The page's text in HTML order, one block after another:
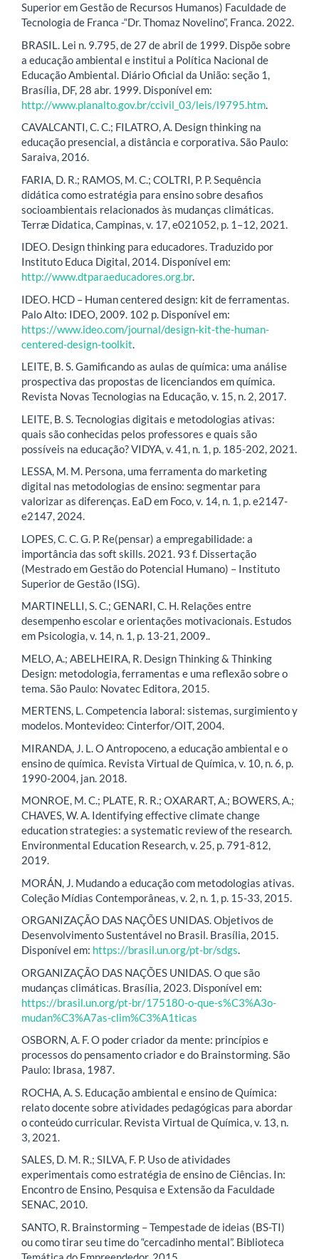
Superior em Gestão de Recursos Humanos) Faculdade de
Tecnologia de Franca -“Dr. Thomaz Novelino”, Franca. 2022.
BRASIL. Lei n. 9.795, de 27 de abril de 1999. Dispõe sobre
a educação ambiental e institui a Política Nacional de
Educação Ambiental. Diário Oficial da União: seção 1,
Brasília, DF, 28 abr. 1999. Disponível em:
http://www.planalto.gov.br/ccivil_03/leis/l9795.htm
CAVALCANTI, C. C.; FILATRO, A. Design thinking na
educação presencial, a distância e corporativa. São Paulo:
Saraiva, 2016.
FARIA, D. R.; RAMOS, M. C.; COLTRI, P. P. Sequência
didática como estratégia para ensino sobre desafios
socioambientais relacionados às mudanças climáticas.
Terræ Didatica, Campinas, v. 17, e021052, p. 1–12, 2021.
IDEO. Design thinking para educadores. Traduzido por
Instituto Educa Digital, 2014. Disponível em:
http://www.dtparaeducadores.org.br.
IDEO. HCD – Human centered design: kit de ferramentas.
Palo Alto: IDEO, 2009. 102 p. Disponível em:
https://www.ideo.com/journal/design-kit-the-human-
centered-design-toolkit
LEITE, B. S. Gamificando as aulas de química: uma análise
prospectiva das propostas de licenciandos em química.
Revista Novas Tecnologias na Educação, v. 15, n. 2, 2017.
LEITE, B. S. Tecnologias digitais e metodologias ativas:
quais são conhecidas pelos professores e quais são
possíveis na educação? VIDYA, v. 41, n. 1, p. 185-202, 2021.
LESSA, M. M. Persona, uma ferramenta do marketing
digital nas metodologias de ensino: segmentar para
valorizar as diferenças. EaD em Foco, v. 14, n. 1, p. e2147-
e2147, 2024.
LOPES, C. C. G. P. Re(pensar) a empregabilidade: a
importância das soft skills. 2021. 93 f. Dissertação
(Mestrado em Gestão do Potencial Humano) – Instituto
Superior de Gestão (ISG).
MARTINELLI, S. C.; GENARI, C. H. Relações entre
desempenho escolar e orientações motivacionais. Estudos
em Psicologia, v. 14, n. 1, p. 13-21, 2009..
MELO, A.; ABELHEIRA, R. Design Thinking & Thinking
Design: metodologia, ferramentas e uma reflexão sobre o
tema. São Paulo: Novatec Editora, 2015.
MERTENS, L. Competencia laboral: sistemas, surgimiento y
modelos. Montevideo: Cinterfor/OIT, 2004.
MIRANDA, J. L. O Antropoceno, a educação ambiental e o
ensino de química. Revista Virtual de Química, v. 10, n. 6, p.
1990-2004, jan. 2018.
MONROE, M. C.; PLATE, R. R.; OXARART, A.; BOWERS, A.;
CHAVES, W. A. Identifying effective climate change
education strategies: a systematic review of the research.
Environmental Education Research, v. 25, p. 791-812,
2019.
MORÁN, J. Mudando a educação com metodologias ativas.
Coleção Mídias Contemporâneas, v. 2, n. 1, p. 15-33, 2015.
ORGANIZAÇÃO DAS NAÇÕES UNIDAS. Objetivos de
Desenvolvimento Sustentável no Brasil. Brasília, 2015.
Disponível em: https://brasil.un.org/pt-br/sdgs.
ORGANIZAÇÃO DAS NAÇÕES UNIDAS. O que são
mudanças climáticas. Brasília, 2023. Disponível em:
https://brasil.un.org/pt-br/175180-o-que-s%C3%A3o-
mudan%C3%A7as-clim%C3%A1ticas
OSBORN, A. F. O poder criador da mente: princípios e
processos do pensamento criador e do Brainstorming. São
Paulo: Ibrasa, 1987.
ROCHA, A. S. Educação ambiental e ensino de Química:
relato docente sobre atividades pedagógicas para abordar
o conteúdo curricular. Revista Virtual de Química, v. 13, n.
3, 2021.
SALES, D. M. R.; SILVA, F. P. Uso de atividades
experimentais como estratégia de ensino de Ciências. In:
Encontro de Ensino, Pesquisa e Extensão da Faculdade
SENAC, 2010.
SANTO, R. Brainstorming – Tempestade de ideias (BS-TI)
ou como tirar seu time do “cercadinho mental”. Biblioteca